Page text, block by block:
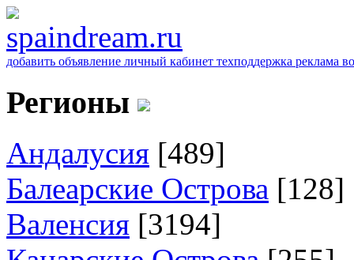
добавить объявление личный кабинет техподдержка реклама
Регионы
Андалусия [489]
Балеарские Острова [128]
Валенсия [3194]